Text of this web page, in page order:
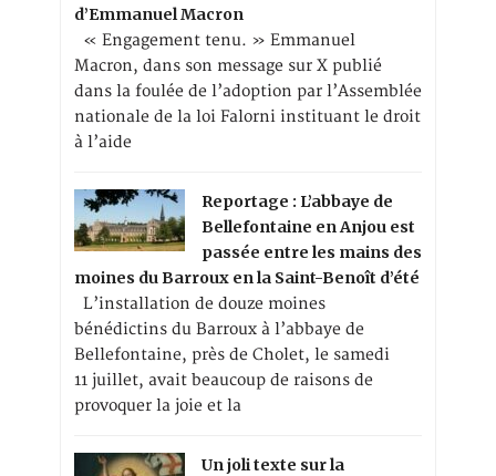
d’Emmanuel Macron
« Engagement tenu. » Emmanuel
Macron, dans son message sur X publié
dans la foulée de l’adoption par l’Assemblée
nationale de la loi Falorni instituant le droit
à l’aide
Reportage : L’abbaye de
Bellefontaine en Anjou est
passée entre les mains des
moines du Barroux en la Saint-Benoît d’été
L’installation de douze moines
bénédictins du Barroux à l’abbaye de
Bellefontaine, près de Cholet, le samedi
11 juillet, avait beaucoup de raisons de
provoquer la joie et la
Un joli texte sur la